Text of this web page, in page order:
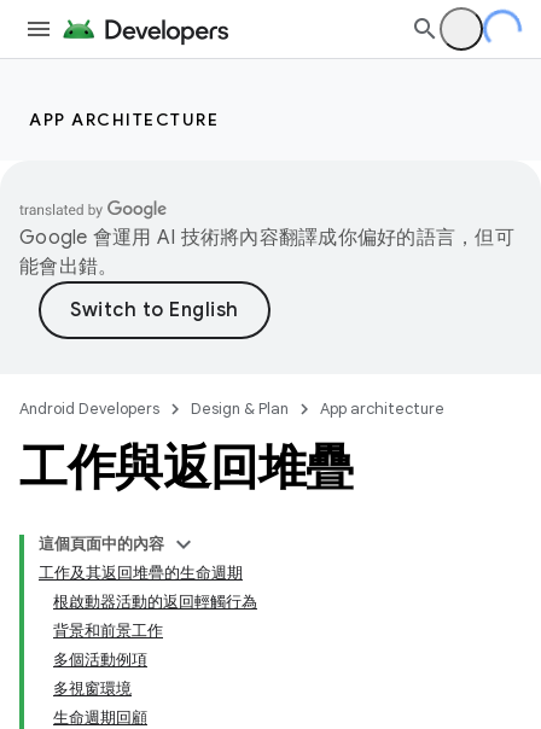
APP ARCHITECTURE
Google 會運用 AI 技術將內容翻譯成你偏好的語言，但可
能會出錯。
Android Developers Design & Plan App architecture
工作與返回堆疊
這個頁面中的內容
工作及其返回堆疊的生命週期
根啟動器活動的返回輕觸行為
背景和前景工作
多個活動例項
多視窗環境
生命週期回顧